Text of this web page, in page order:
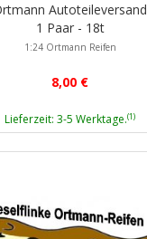
Autoteileversand
1 Paar - 18t
1:24 Ortmann Reifen
8,00 €
Lieferzeit: 3-5 Werktage.(1)